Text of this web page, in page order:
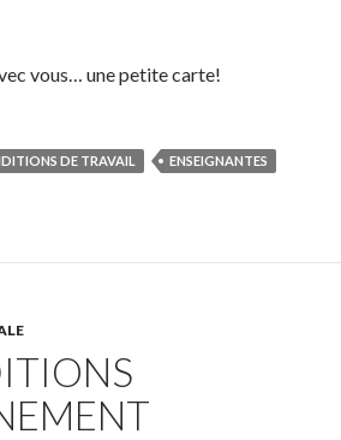
vous… une petite carte!
DE TRAVAIL
ENSEIGNANTES